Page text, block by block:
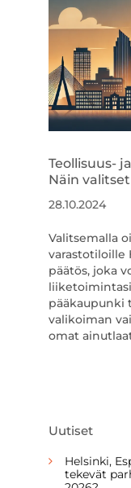
Teollisuus-
Näin
28.10.2024
Valitsemalla
varastotiloille
päätös, joka
pääkaupunki
valikoiman
omat
Uutiset
Helsinki,
tekevät